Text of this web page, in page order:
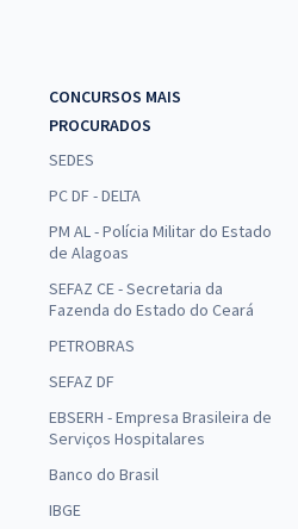
CONCURSOS MAIS
PROCURADOS
SEDES
PC DF - DELTA
PM AL - Polícia Militar do Estado
de Alagoas
SEFAZ CE - Secretaria da
Fazenda do Estado do Ceará
PETROBRAS
SEFAZ DF
EBSERH - Empresa Brasileira de
Serviços Hospitalares
Banco do Brasil
IBGE